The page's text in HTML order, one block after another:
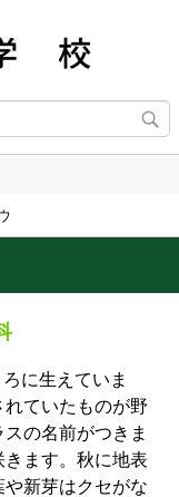
に生えていま
ていたものが野
の名前がつきま
ます。秋に地表
新芽はクセがな